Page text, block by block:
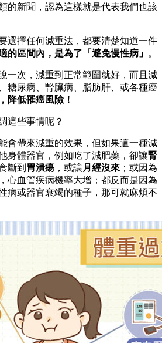
的新聞，認為這樣就是代表我們也該
選擇任何減重法，都要清楚知道一件
的區間內，是為了「避免慢性病」 。
一次，減重到正常範圍就好，而且減
糖尿病、腎臟病、脂肪肝、或各種癌
降低罹癌風險！
這些事情呢？
會帶來減重的效果，但如果這一種減
身體器官，例如吃了減肥藥，卻讓腎
斷到 胃潰瘍 ，或讓 月經沒來 ；或因為
心血管疾病機率大增；都反而是因為
病或器官衰竭的種子，那可就麻煩不